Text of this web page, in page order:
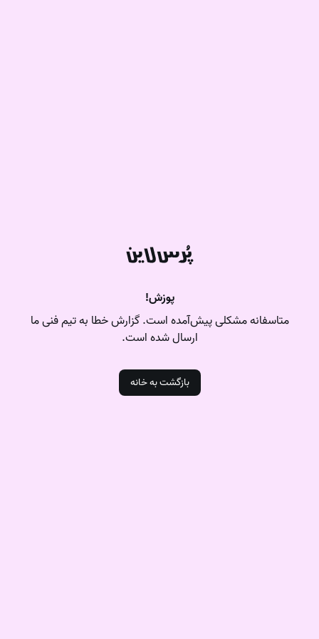
پوزش!
متاسفانه مشکلی پیش‌آمده است. گزارش خطا به تیم فنی ما
ارسال شده است.
بازگشت به خانه